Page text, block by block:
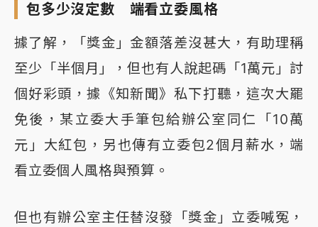
包多少沒定數 端看立委風格
據了解，「獎金」金額落差沒甚大，有助理稱
至少「半個月」，但也有人說起碼「1萬元」討
個好彩頭，據《知新聞》私下打聽，這次大罷
免後，某立委大手筆包給辦公室同仁「10萬
元」大紅包，另也傳有立委包2個月薪水，端
看立委個人風格與預算。
但也有辦公室主任替沒發「獎金」立委喊冤，